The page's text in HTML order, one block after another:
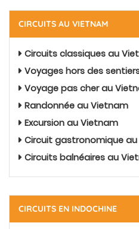
CIRCUITS AU VIETNAM
Circuits classiques au
Voyages hors des
Voyage pas cher au
Randonnée au Vietnam
Excursion au Vietnam
Circuit gastronomique
Circuits balnéaires au
CIRCUITS EN INDOCHINE